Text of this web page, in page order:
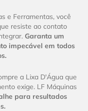
e Ferramentas, você
resiste ao contato
Garanta um
impecável em todos
a Lixa D'Água que
exige. LF Máquinas
para resultados